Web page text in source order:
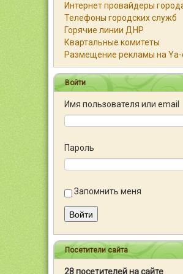
Интернет провайдеры
Телефоны городских служб
Горячие линии ДНР
Квартальные комитеты
Размещение рекламы на Ya-
Войти
Имя пользователя или email
Пароль
Запомнить меня
Войти
Посетители сайта
28 посетителей на сайте